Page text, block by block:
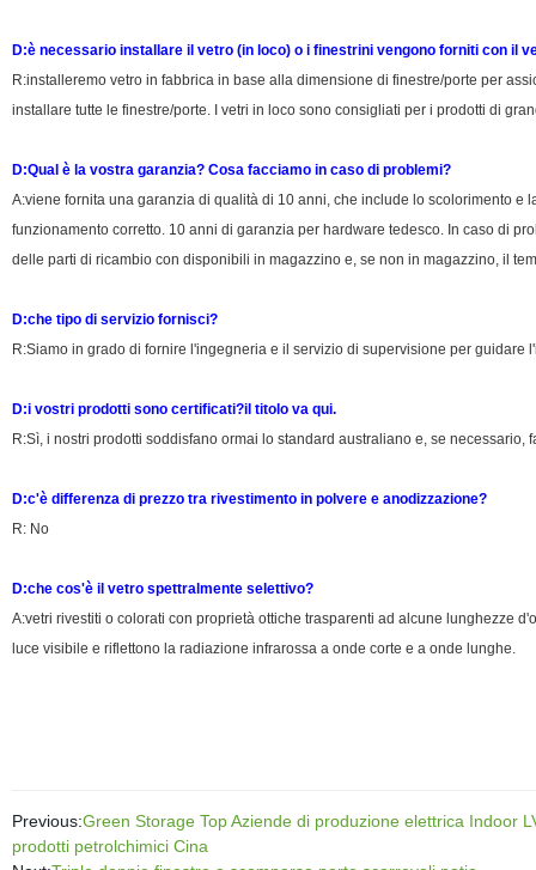
D:è necessario installare il vetro (in loco) o i finestrini vengono forniti con il
R:installeremo vetro in fabbrica in base alla dimensione di finestre/porte per
installare tutte le finestre/porte. I vetri in loco sono consigliati per i prodotti di
D:Qual è la vostra garanzia? Cosa facciamo in caso di problemi?
A:viene fornita una garanzia di qualità di 10 anni, che include lo scolorimento
funzionamento corretto. 10 anni di garanzia per hardware tedesco. In caso di
delle parti di ricambio con disponibili in magazzino e, se non in magazzino, il
D:che tipo di servizio fornisci?
R:Siamo in grado di fornire l'ingegneria e il servizio di supervisione per guidare
D:i vostri prodotti sono certificati?il titolo va qui.
R:Sì, i nostri prodotti soddisfano ormai lo standard australiano e, se necessario,
D:c'è differenza di prezzo tra rivestimento in polvere e anodizzazione?
R: No
D:che cos'è il vetro spettralmente selettivo?
A:vetri rivestiti o colorati con proprietà ottiche trasparenti ad alcune lunghezze
luce visibile e riflettono la radiazione infrarossa a onde corte e a onde lunghe.
Previous:Green Storage Top Aziende di produzione elettrica Indoor
prodotti petrolchimici Cina